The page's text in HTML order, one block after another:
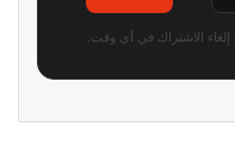
الاشتراك في أي وقت.